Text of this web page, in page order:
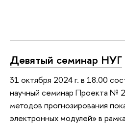
Девятый семинар НУГ
31 октября 2024 г. в 18.00
научный семинар Проекта №
методов прогнозирования
электронных модулей» в